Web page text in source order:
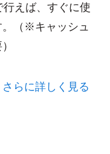
えば、すぐに使
（※キャッシュ
らに詳しく見る